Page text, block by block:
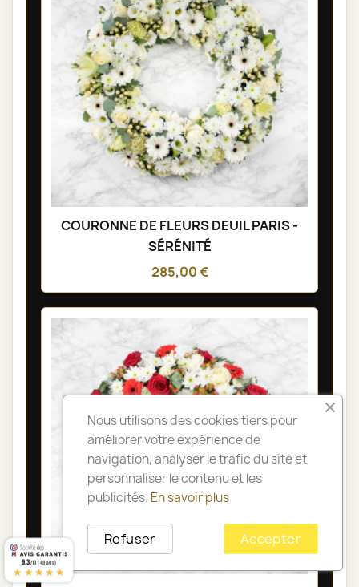
COURONNE DE FLEURS DEUIL PARIS -
SÉRÉNITÉ
285,00 €
Nous utilisons des cookies tiers pour
améliorer votre expérience de
navigation, analyser le trafic du site et
personnaliser le contenu et les
publicités. En savoir plus
Accepter
Refuser
9.3/10 (48 avis)
★★★★★